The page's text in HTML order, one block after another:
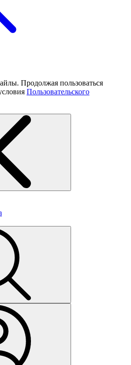
Продолжая пользоваться
Пользовательского